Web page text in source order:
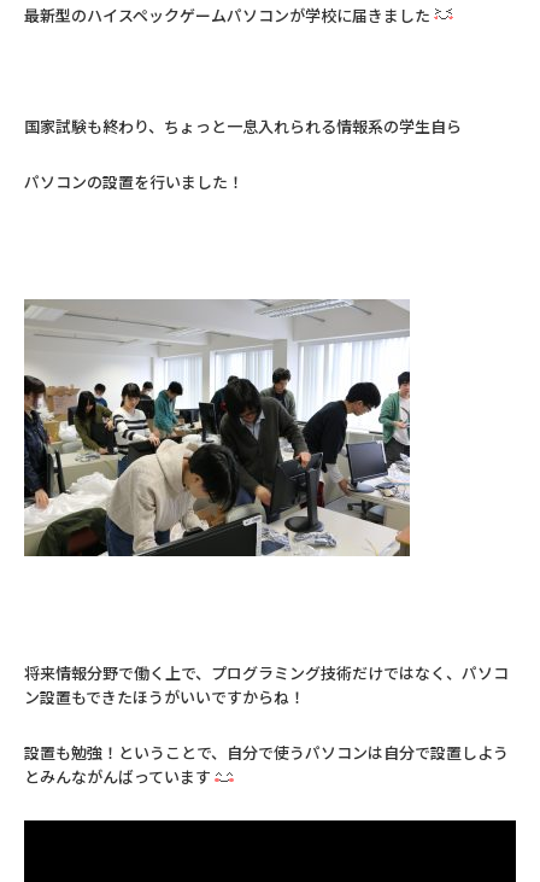
最新型のハイスペックゲームパソコンが学校に届きました
国家試験も終わり、ちょっと一息入れられる情報系の学生自ら
パソコンの設置を行いました！
将来情報分野で働く上で、プログラミング技術だけではなく、パソコ
ン設置もできたほうがいいですからね！
設置も勉強！ということで、自分で使うパソコンは自分で設置しよう
とみんながんばっています